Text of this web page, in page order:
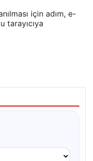
için adım, e-
tarayıcıya